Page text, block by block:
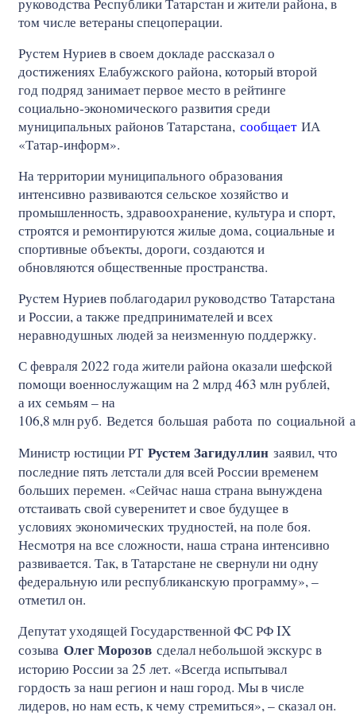
руководства Республики Татарстан и жители района, в
том числе ветераны спецоперации.
Рустем Нуриев в своем докладе рассказал о
достижениях Елабужского района, который второй
год подряд занимает первое место в рейтинге
социально‑экономического развития среди
муниципальных районов Татарстана, сообщаетИА
«Татар-информ».
На территории муниципального образования
интенсивно развиваются сельское хозяйство и
промышленность, здравоохранение, культура и спорт,
строятся и ремонтируются жилые дома, социальные и
спортивные объекты, дороги, создаются и
обновляются общественные пространства.
Рустем Нуриев поблагодарил руководство Татарстана
и России, а также предпринимателей и всех
неравнодушных людей за неизменную поддержку.
С февраля 2022 года жители района оказали шефской
помощи военнослужащим на 2 млрд 463 млн рублей,
а их семьям – на
106,8млнруб. Ведется большая работа по
Министр юстиции РТ Рустем Загидуллин заявил, что
последние пять летстали для всей России временем
больших перемен. «Сейчас наша страна вынуждена
отстаивать свой суверенитет и свое будущее в
условиях экономических трудностей, на поле боя.
Несмотря на все сложности, наша страна интенсивно
развивается. Так, в Татарстане не свернули ни одну
федеральную или республиканскую программу», –
отметил он.
Депутат уходящей Государственной ФС РФ IX
созыва Олег Морозов сделал небольшой экскурс в
историю России за 25 лет. «Всегда испытывал
гордость за наш регион и наш город. Мы в числе
лидеров, но нам есть, к чему стремиться», – сказал он.